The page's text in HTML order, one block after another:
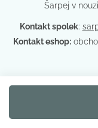
Šarpej v
Kontakt spolek:
Kontakt eshop: